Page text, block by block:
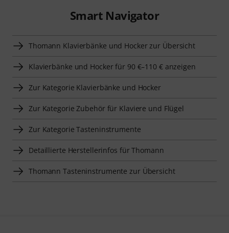
Smart Navigator
Thomann Klavierbänke und Hocker zur Übersicht
Klavierbänke und Hocker für 90 €–110 € anzeigen
Zur Kategorie Klavierbänke und Hocker
Zur Kategorie Zubehör für Klaviere und Flügel
Zur Kategorie Tasteninstrumente
Detaillierte Herstellerinfos für Thomann
Thomann Tasteninstrumente zur Übersicht